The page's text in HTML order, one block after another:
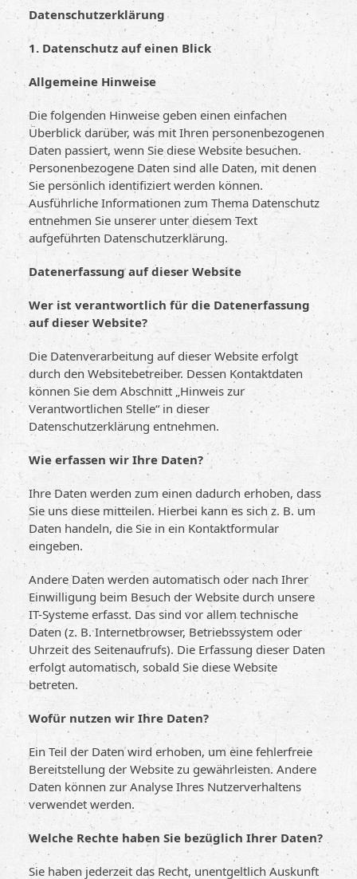
Datenschutz­erklärung
1. Datenschutz auf einen Blick
Allgemeine Hinweise
Die folgenden Hinweise geben einen einfachen
Überblick darüber, was mit Ihren personenbezogenen
Daten passiert, wenn Sie diese Website besuchen.
Personenbezogene Daten sind alle Daten, mit denen
Sie persönlich identifiziert werden können.
Ausführliche Informationen zum Thema Datenschutz
entnehmen Sie unserer unter diesem Text
aufgeführten Datenschutzerklärung.
Datenerfassung auf dieser Website
Wer ist verantwortlich für die Datenerfassung
auf dieser Website?
Die Datenverarbeitung auf dieser Website erfolgt
durch den Websitebetreiber. Dessen Kontaktdaten
können Sie dem Abschnitt „Hinweis zur
Verantwortlichen Stelle“ in dieser
Datenschutzerklärung entnehmen.
Wie erfassen wir Ihre Daten?
Ihre Daten werden zum einen dadurch erhoben, dass
Sie uns diese mitteilen. Hierbei kann es sich z. B. um
Daten handeln, die Sie in ein Kontaktformular
eingeben.
Andere Daten werden automatisch oder nach Ihrer
Einwilligung beim Besuch der Website durch unsere
IT-Systeme erfasst. Das sind vor allem technische
Daten (z. B. Internetbrowser, Betriebssystem oder
Uhrzeit des Seitenaufrufs). Die Erfassung dieser Daten
erfolgt automatisch, sobald Sie diese Website
betreten.
Wofür nutzen wir Ihre Daten?
Ein Teil der Daten wird erhoben, um eine fehlerfreie
Bereitstellung der Website zu gewährleisten. Andere
Daten können zur Analyse Ihres Nutzerverhaltens
verwendet werden.
Welche Rechte haben Sie bezüglich Ihrer Daten?
Sie haben jederzeit das Recht, unentgeltlich Auskunft